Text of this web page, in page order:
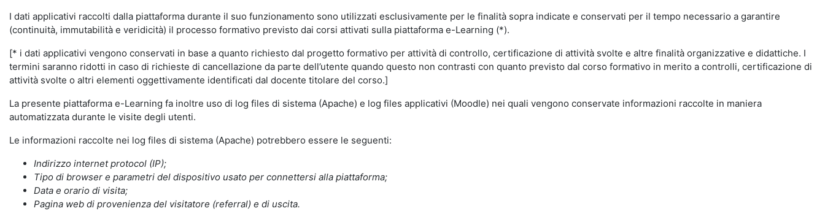
I dati applicativi raccolti dalla piattaforma durante il suo funzionamento sono utilizzati esclusivamente per le finalità sopra indicate e conservati per il tempo necessario a garantire
(continuità, immutabilità e veridicità) il processo formativo previsto dai corsi attivati sulla piattaforma e-Learning (*).
[* i dati applicativi vengono conservati in base a quanto richiesto dal progetto formativo per attività di controllo, certificazione di attività svolte e altre finalità organizzative e didattiche. I
termini saranno ridotti in caso di richieste di cancellazione da parte dell’utente quando questo non contrasti con quanto previsto dal corso formativo in merito a controlli, certificazione di
attività svolte o altri elementi oggettivamente identificati dal docente titolare del corso.]
La presente piattaforma e-Learning fa inoltre uso di log files di sistema (Apache) e log files applicativi (Moodle) nei quali vengono conservate informazioni raccolte in maniera
automatizzata durante le visite degli utenti.
Le informazioni raccolte nei log files di sistema (Apache) potrebbero essere le seguenti:
Indirizzo internet protocol (IP);
Tipo di browser e parametri del dispositivo usato per connettersi alla piattaforma;
Data e orario di visita;
Pagina web di provenienza del visitatore (referral) e di uscita.